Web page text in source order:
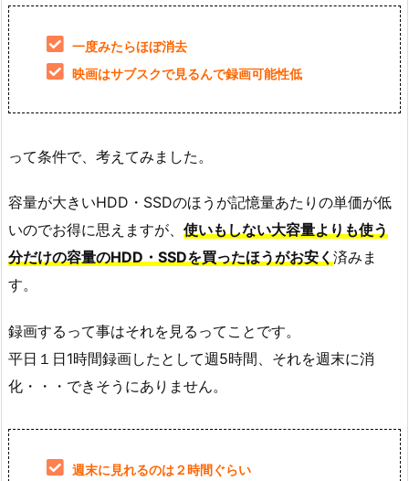
一度みたらほぼ消去
映画はサブスクで見るんで録画可能性低
って条件で、考えてみました。
容量が大きいHDD・SSDのほうが記憶量あたりの単価が低
いのでお得に思えますが、 使いもしない大容量よりも使う
分だけの容量のHDD・SSDを買ったほうがお安く済みま
す。
録画するって事はそれを見るってことです。
平日１日1時間録画したとして週5時間、それを週末に消
化・・・できそうにありません。
週末に見れるのは２時間ぐらい